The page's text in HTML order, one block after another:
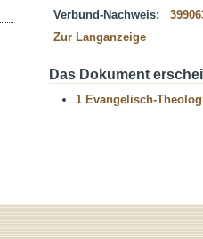
Verbund-Nachweis:
Zur Langanzeige
Das Dokument
1 Evangelisch-